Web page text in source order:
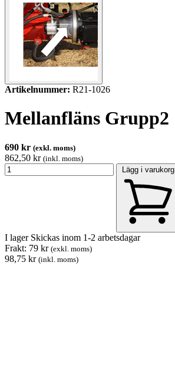
Artikelnummer: R21-1026
Mellanfläns Grupp2
690 kr (exkl. moms)
862,50 kr (inkl. moms)
Lägg i varukorg
I lager Skickas inom 1-2 arbetsdagar
Frakt: 79 kr (exkl. moms)
98,75 kr (inkl. moms)